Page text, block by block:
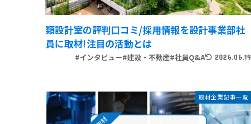
類設計室の評判口コミ/採用情報を設計事業部社
員に取材!注目の活動とは
#インタビュー#建設・不動産#社員Q&A 2026.06.19
取材企業記事一覧